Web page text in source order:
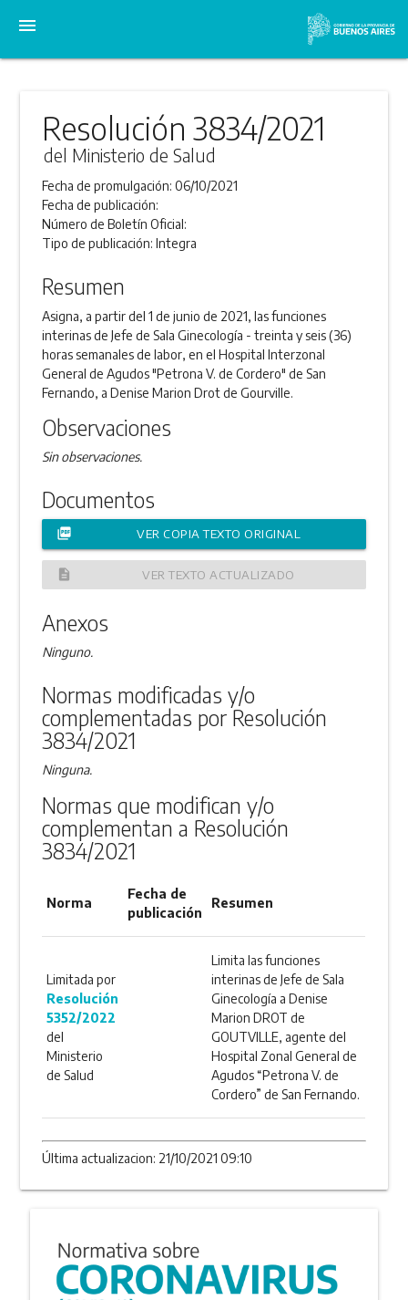
menu
Resolución 3834/2021
del Ministerio de Salud
Fecha de promulgación:06/10/2021
Fecha de publicación:
Número de Boletín Oficial:
Tipo de publicación:Integra
Resumen
Asigna, a partir del 1 de junio de 2021, las funciones
interinas de Jefe de Sala Ginecología - treinta y seis (36)
horas semanales de labor, en el Hospital Interzonal
General de Agudos "Petrona V. de Cordero" de San
Fernando, a Denise Marion Drot de Gourville.
Observaciones
Sin observaciones.
Documentos
picture_as_pdf VER COPIA TEXTO ORIGINAL
description VER TEXTO ACTUALIZADO
Anexos
Ninguno.
Normas modificadas y/o
complementadas por Resolución
3834/2021
Ninguna.
Normas que modifican y/o
complementan a Resolución
3834/2021
Norma
Fecha de
publicación
Resumen
Limitada por
Resolución
5352/2022
del
Ministerio
de Salud
Limita las funciones
interinas de Jefe de Sala
Ginecología a Denise
Marion DROT de
GOUTVILLE, agente del
Hospital Zonal General de
Agudos “Petrona V. de
Cordero” de San Fernando.
Última actualizacion: 21/10/2021 09:10